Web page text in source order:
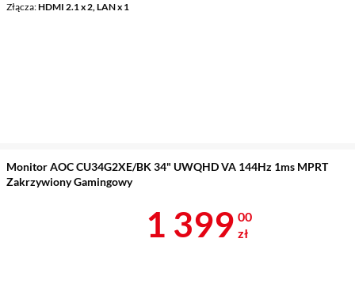
Złącza HDMI 2.1 x 2, LAN x 1
Monitor AOC CU34G2XE/BK 34" UWQHD VA 144Hz 1ms MPRT
Zakrzywiony Gamingowy
Cena 1 399 zł
1 399 00
zł